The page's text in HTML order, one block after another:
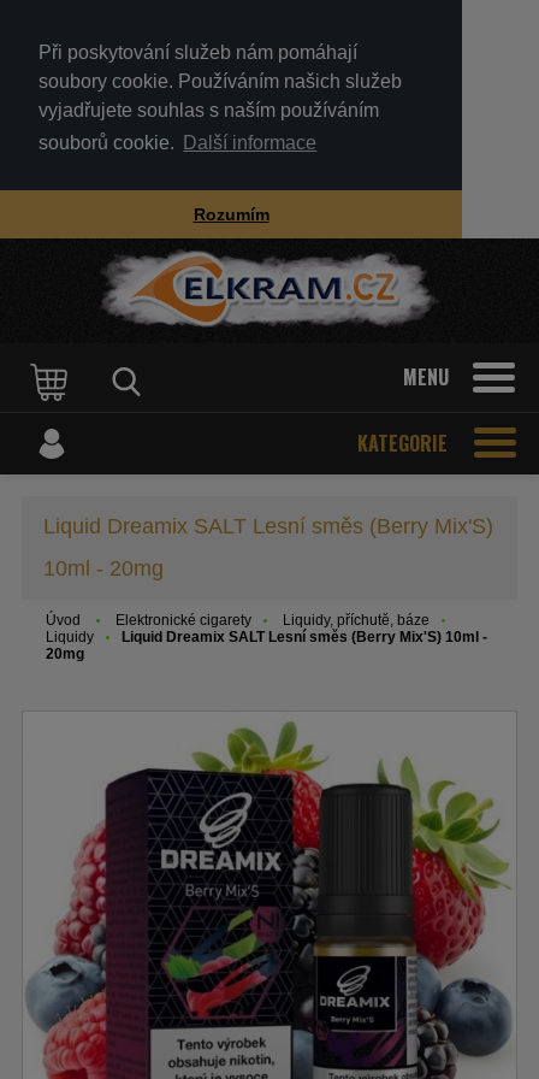
Při poskytování služeb nám pomáhají
soubory cookie. Používáním našich služeb
vyjadřujete souhlas s naším používáním
souborů cookie.
Další informace
Rozumím
MENU
KATEGORIE
Liquid Dreamix SALT Lesní směs (Berry Mix'S)
10ml - 20mg
Úvod Elektronické cigarety
Liquidy, příchutě, báze
Liquidy
Liquid Dreamix SALT Lesní směs (Berry Mix'S) 10ml -
20mg